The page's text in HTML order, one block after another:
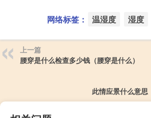
网络标签： 温湿度 湿度
上一篇
腰穿是什么检查多少钱（腰穿是什么）
此情应景什么意思